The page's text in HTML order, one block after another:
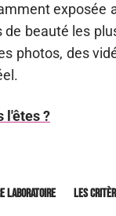
exposée
beauté les
photos, des
l'êtes ?
laboratoire
Les